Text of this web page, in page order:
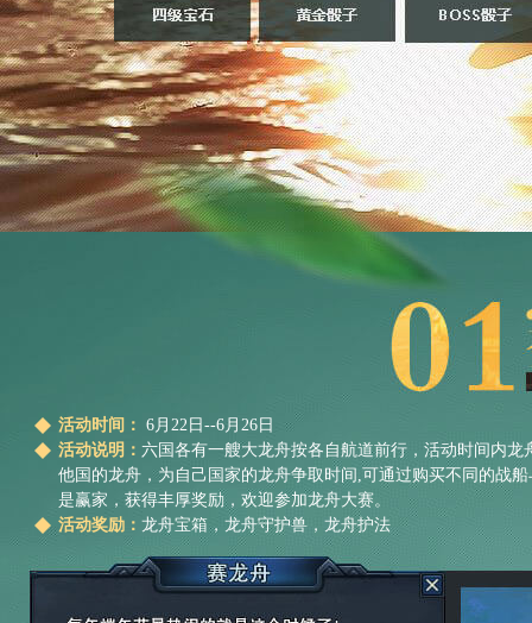
活动时间： 6月22日--6月26日
活动说明： 六国各有一艘大龙舟按各自航道前行，活动时间内
他国的龙舟，为自己国家的龙舟争取时间,可通过购买不同的战
是赢家，获得丰厚奖励，欢迎参加龙舟大赛。
活动奖励： 龙舟宝箱，龙舟守护兽，龙舟护法